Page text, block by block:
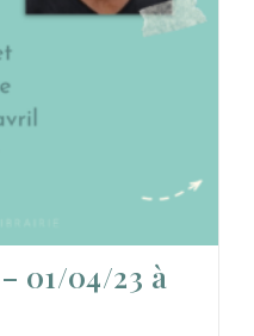
01/04/23 à